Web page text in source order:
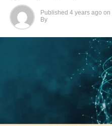
Published 4 years ago on
By